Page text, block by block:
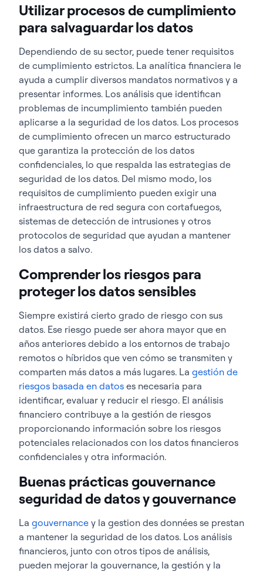
Utilizar procesos de cumplimiento
para salvaguardar los datos
Dependiendo de su sector, puede tener requisitos
de cumplimiento estrictos. La analítica financiera le
ayuda a cumplir diversos mandatos normativos y a
presentar informes. Los análisis que identifican
problemas de incumplimiento también pueden
aplicarse a la seguridad de los datos. Los procesos
de cumplimiento ofrecen un marco estructurado
que garantiza la protección de los datos
confidenciales, lo que respalda las estrategias de
seguridad de los datos. Del mismo modo, los
requisitos de cumplimiento pueden exigir una
infraestructura de red segura con cortafuegos,
sistemas de detección de intrusiones y otros
protocolos de seguridad que ayudan a mantener
los datos a salvo.
Comprender los riesgos para
proteger los datos sensibles
Siempre existirá cierto grado de riesgo con sus
datos. Ese riesgo puede ser ahora mayor que en
años anteriores debido a los entornos de trabajo
remotos o híbridos que ven cómo se transmiten y
comparten más datos a más lugares. La gestión de
riesgos basada en datos es necesaria para
identificar, evaluar y reducir el riesgo. El análisis
financiero contribuye a la gestión de riesgos
proporcionando información sobre los riesgos
potenciales relacionados con los datos financieros
confidenciales y otra información.
Buenas prácticas gouvernance
seguridad de datos y gouvernance
La gouvernance y la gestion des données se prestan
a mantener la seguridad de los datos. Los análisis
financieros, junto con otros tipos de análisis,
pueden mejorar la gouvernance, la gestión y la